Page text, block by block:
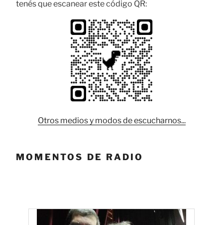
tenés que escanear este código QR:
Otros medios y modos de escucharnos...
MOMENTOS DE RADIO